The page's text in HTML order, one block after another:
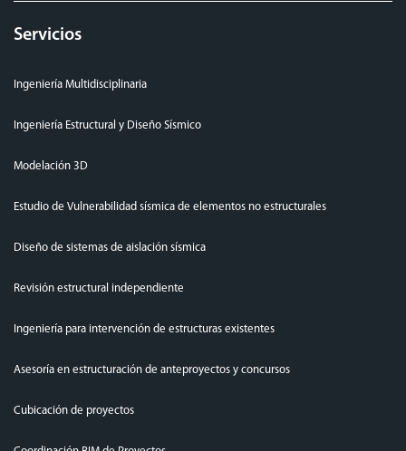
Servicios
Ingeniería Multidisciplinaria
Ingeniería Estructural y Diseño Sísmico
Modelación 3D
Estudio de Vulnerabilidad sísmica de elementos no estructurales
Diseño de sistemas de aislación sísmica
Revisión estructural independiente
Ingeniería para intervención de estructuras existentes
Asesoría en estructuración de anteproyectos y concursos
Cubicación de proyectos